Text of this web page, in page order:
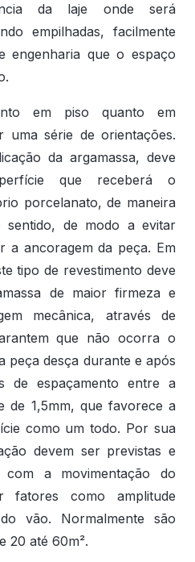
da laje onde será
empilhadas, facilmente
engenharia que o espaço
em piso quanto em
uma série de orientações.
da argamassa, deve
que receberá o
porcelanato, de maneira
de modo a evitar
a ancoragem da peça. Em
tipo de revestimento deve
de maior firmeza e
mecânica, através de
que não ocorra o
peça desça durante e após
de espaçamento entre a
de 1,5mm, que favorece a
como um todo. Por sua
devem ser previstas e
a movimentação do
fatores como amplitude
vão. Normalmente são
20 até 60m².